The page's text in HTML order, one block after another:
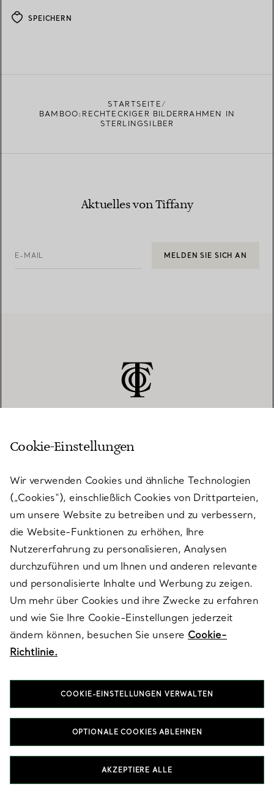
SPEICHERN
STARTSEITE
BAMBOO:RECHTECKIGER BILDERRAHMEN IN
STERLINGSILBER
Aktuelles von Tiffany
E-MAIL MELDEN SIE SICH AN
KUNDENSERVICE
SERVICES
ÜBER TIFFANY & CO.
RECHTLICHE HINWEISE
FOLGEN SIE UNS
T&Co. 2026
Cookie-Einstellungen
Wir verwenden Cookies und ähnliche Technologien
(„Cookies“), einschließlich Cookies von Drittparteien,
um unsere Website zu betreiben und zu verbessern,
die Website-Funktionen zu erhöhen, Ihre
Nutzererfahrung zu personalisieren, Analysen
durchzuführen und um Ihnen und anderen relevante
und personalisierte Inhalte und Werbung zu zeigen.
Um mehr über Cookies und ihre Zwecke zu erfahren
und wie Sie Ihre Cookie-Einstellungen jederzeit
ändern können, besuchen Sie unsere Cookie-
Richtlinie.
COOKIE-EINSTELLUNGEN VERWALTEN
OPTIONALE COOKIES ABLEHNEN
AKZEPTIERE ALLE